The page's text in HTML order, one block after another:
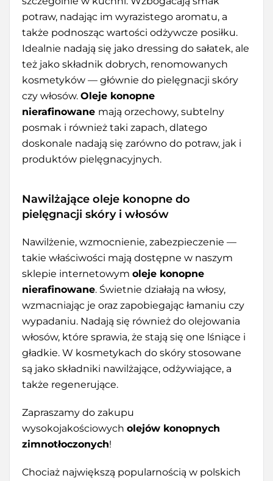
potraw, nadając im wyrazistego aromatu, a
także podnosząc wartości odżywcze posiłku.
Idealnie nadają się jako dressing do sałatek, ale
też jako składnik dobrych, renomowanych
kosmetyków — głównie do pielęgnacji skóry
czy włosów. Oleje konopne
nierafinowane mają orzechowy, subtelny
posmak i również taki zapach, dlatego
doskonale nadają się zarówno do potraw, jak i
produktów pielęgnacyjnych.
Nawilżające oleje konopne do
pielęgnacji skóry i włosów
Nawilżenie, wzmocnienie, zabezpieczenie —
takie właściwości mają dostępne w naszym
sklepie internetowym oleje konopne
nierafinowane. Świetnie działają na włosy,
wzmacniając je oraz zapobiegając łamaniu czy
wypadaniu. Nadają się również do olejowania
włosów, które sprawia, że stają się one lśniące i
gładkie. W kosmetykach do skóry stosowane
są jako składniki nawilżające, odżywiające, a
także regenerujące.
Zapraszamy do zakupu
wysokojakościowych olejów konopnych
zimnotłoczonych!
Chociaż największą popularnością w polskich